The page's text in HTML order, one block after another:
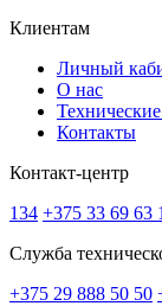
Клиентам
Личный
О нас
Контакты
Контакт-центр
134 +375 33 69 63
Служба
+375 29 888 50 50